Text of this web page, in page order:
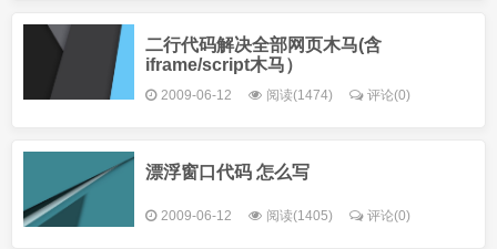
二行代码解决全部网页木马(含
iframe/script木马）
2009-06-12 阅读(1474) 评论(0)
漂浮窗口代码 怎么写
2009-06-12 阅读(1405) 评论(0)